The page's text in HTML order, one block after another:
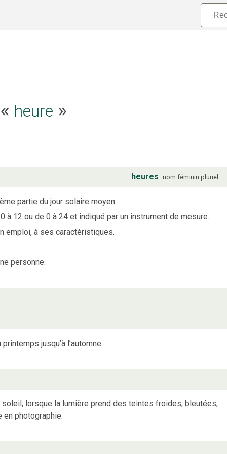
heure »
heures nom féminin pluriel
partie du jour solaire moyen.
à 12 ou de 0 à 24 et indiqué par un instrument de mesure.
emploi, à ses caractéristiques.
personne.
jusqu’à l’automne.
lorsque la lumière prend des teintes froides, bleutées,
photographie.